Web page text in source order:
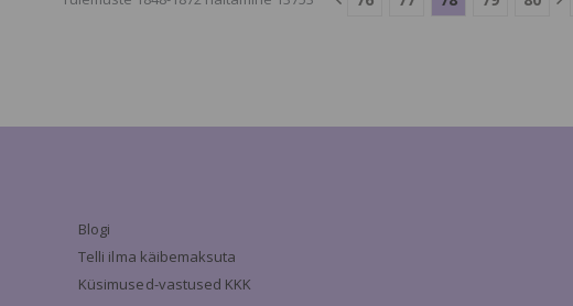
Blogi
Telli ilma käibemaksuta
Küsimused-vastused KKK